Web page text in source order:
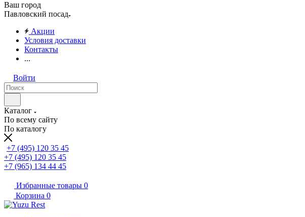
Ваш город
Павловский посад
Акции
Условия доставки
Контакты
...
Войти
Каталог
По всему сайту
По каталогу
+7 (495) 120 35 45
+7 (495) 120 35 45
+7 (965) 134 44 45
Избранные товары 0
Корзина 0